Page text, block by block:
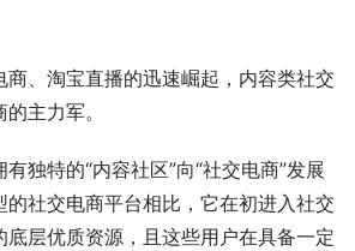
商、淘宝直播的迅速崛起，内容类社交
主力军。
独特的“内容社区”向“社交电商”发展
的社交电商平台相比，它在初进入社交
底层优质资源，且这些用户在具备一定